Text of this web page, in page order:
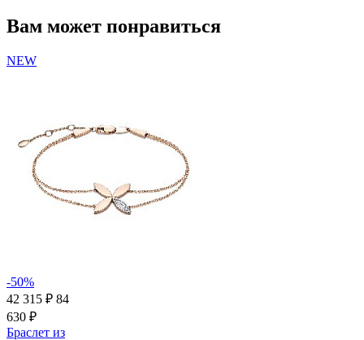
Вам может понравиться
NEW
-50%
42 315 ₽ 84
630 ₽
Браслет из